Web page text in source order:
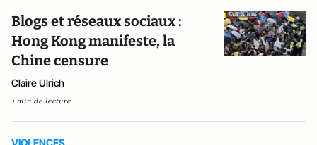
Blogs et réseaux sociaux :
Hong Kong manifeste, la
Chine censure
Claire Ulrich
1 min de lecture
VIOLENCES